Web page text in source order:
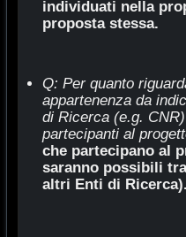
individuati nella
proposta stessa.
Q: Per quanto
appartenenza da
di Ricerca (e.g.
partecipanti al
che partecipano al
saranno possibili
altri Enti di Ricerca).